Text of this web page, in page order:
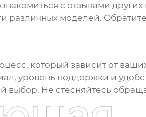
с отзывами
различных моделей.
который зависит от
уровень поддержки и
Не стесняйтесь